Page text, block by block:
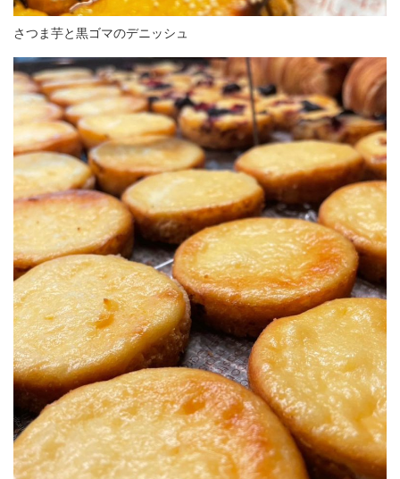
さつま芋と黒ゴマのデニッシュ